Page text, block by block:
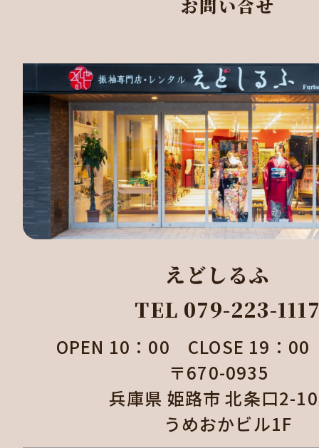
お問い合せ
えどしるふ
TEL 079-223-
OPEN 10：00 CLOSE 19：
〒670-0935
兵庫県 姫路市 北条口
うめおかビル1F